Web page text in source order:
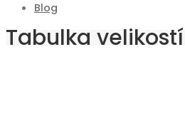
Blog
Tabulka velikostí